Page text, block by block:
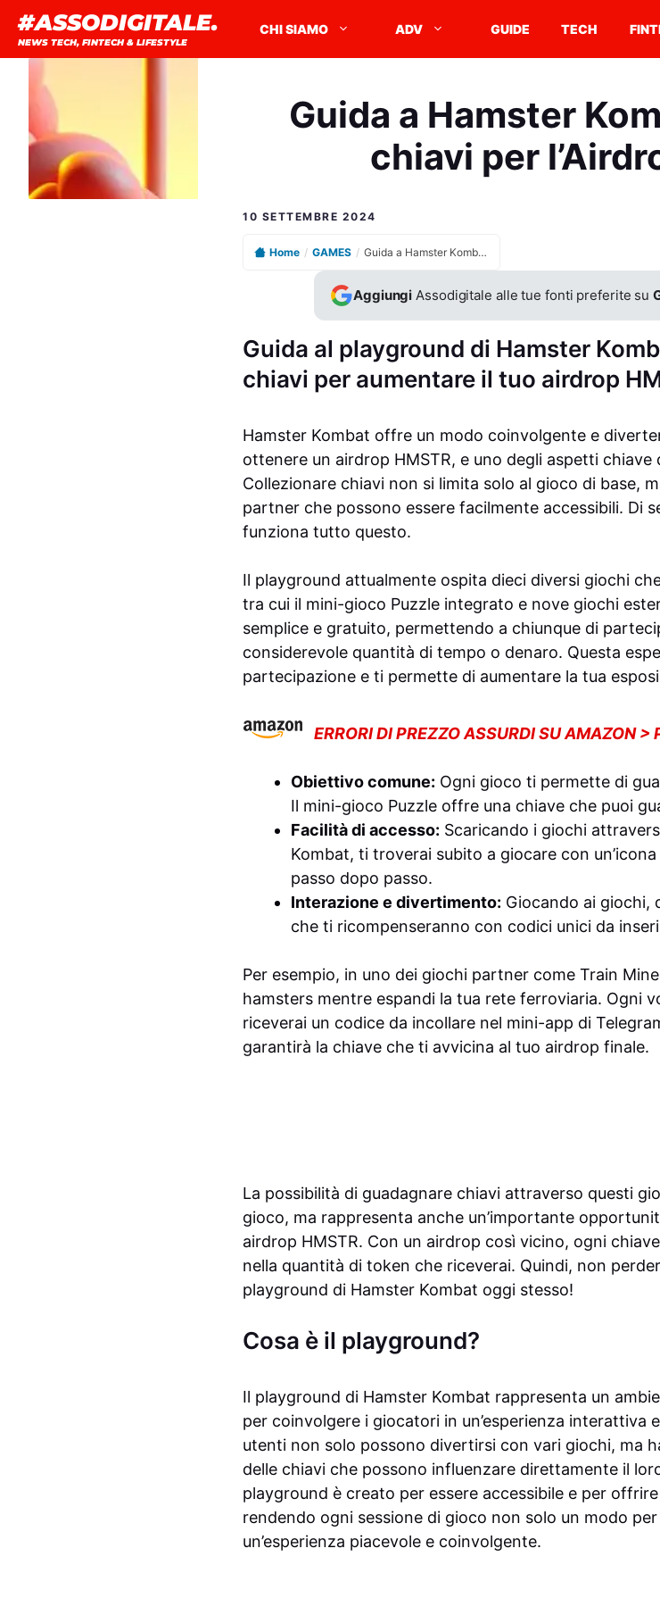
contenuto
#ASSODIGITALE.
NEWS TECH, FINTECH & LIFESTYLE
CHI SIAMO ADV GUIDE TECH
Guida a Hamster
chiavi per
10 SETTEMBRE 2024
Home / GAMES / Guida a Hamster Kombat: guadagna chiavi per l’Airdrop HMSTR
Aggiungi Assodigitale alle tue fonti preferite su
Guida al playground di Hamster
chiavi per aumentare il tuo airdrop
Hamster Kombat offre un modo coinvolgente e
ottenere un airdrop HMSTR, e uno degli aspetti
Collezionare chiavi non si limita solo al gioco di base,
partner che possono essere facilmente accessibili. Di
funziona tutto questo.
Il playground attualmente ospita dieci diversi giochi
tra cui il mini-gioco Puzzle integrato e nove giochi
semplice e gratuito, permettendo a chiunque di
considerevole quantità di tempo o denaro. Questa
partecipazione e ti permette di aumentare la tua
ERRORI DI PREZZO ASSURDI SU AMAZON
Obiettivo comune: Ogni gioco ti permette di
Il mini-gioco Puzzle offre una chiave che puoi
Facilità di accesso: Scaricando i giochi
Kombat, ti troverai subito a giocare con
passo dopo passo.
Interazione e divertimento: Giocando ai giochi,
che ti ricompenseranno con codici unici da
Per esempio, in uno dei giochi partner come Train
hamsters mentre espandi la tua rete ferroviaria. Ogni
riceverai un codice da incollare nel mini-app di
garantirà la chiave che ti avvicina al tuo airdrop finale.
La possibilità di guadagnare chiavi attraverso questi
gioco, ma rappresenta anche un’importante
airdrop HMSTR. Con un airdrop così vicino, ogni
nella quantità di token che riceverai. Quindi, non
playground di Hamster Kombat oggi stesso!
Cosa è il playground?
Il playground di Hamster Kombat rappresenta un
per coinvolgere i giocatori in un’esperienza interattiva
utenti non solo possono divertirsi con vari giochi, ma
delle chiavi che possono influenzare direttamente il
playground è creato per essere accessibile e per
rendendo ogni sessione di gioco non solo un modo
un’esperienza piacevole e coinvolgente.